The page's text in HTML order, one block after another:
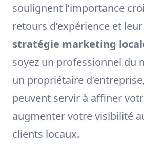
soulignent l’importance
retours d’expérience et
stratégie marketing
soyez un professionnel du
un propriétaire
peuvent servir à affiner
augmenter votre visibilité
clients locaux.